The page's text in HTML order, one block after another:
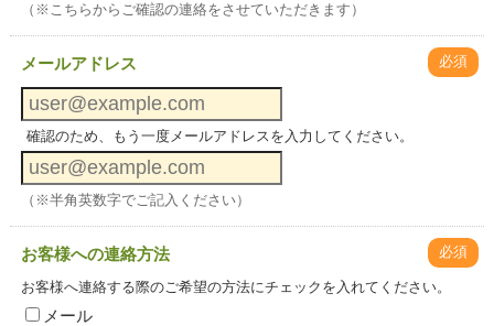
（※こちらからご確認の連絡をさせていただきます）
メールアドレス 必須
確認のため、もう一度メールアドレスを入力してください。
（※半角英数字でご記入ください）
お客様への連絡方法 必須
お客様へ連絡する際のご希望の方法にチェックを入れてください。
メール